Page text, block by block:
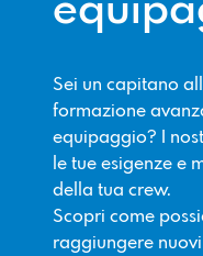
Sei un capitano
formazione
equipaggio? I
le tue esigenze e
della tua crew.
Scopri come
raggiungere